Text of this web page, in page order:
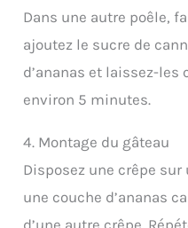
Dans une autre poêle,
ajoutez le sucre de
d’ananas et laissez-
environ 5 minutes.
4. Montage du gâteau
Disposez une crêpe
une couche d’ananas